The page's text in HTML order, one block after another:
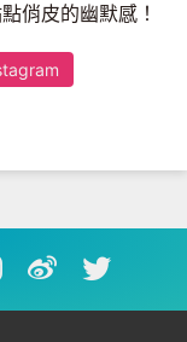
俏皮的幽默感！